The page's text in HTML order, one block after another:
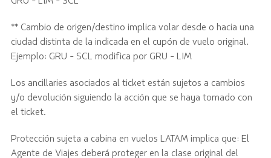
** Cambio de origen/destino implica volar desde o hacia una
ciudad distinta de la indicada en el cupón de vuelo original.
Ejemplo: GRU - SCL modifica por GRU - LIM
Los ancillaries asociados al ticketestán sujetos a cambios
y/o devolución siguiendo la acción que se haya tomado con
el ticket.
Protección sujeta a cabina en vuelos LATAM implica que: El
Agente de Viajes deberá proteger en la clase original del